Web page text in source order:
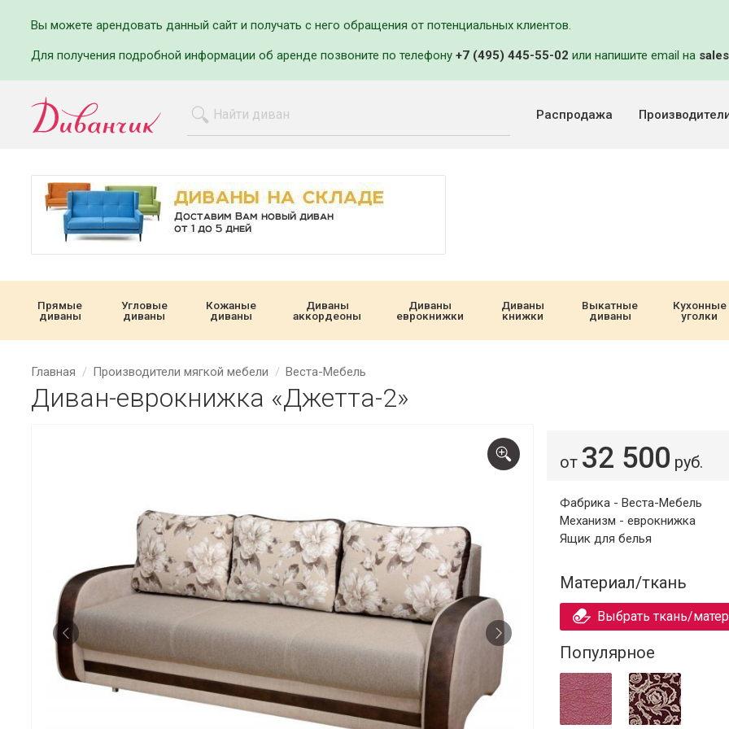
Вы можете арендовать данный сайт и получать с него обращения от потенциальных клиентов.
Для получения подробной информации об аренде позвоните по телефону +7 (495) 445-55-02 или напишите email на
Распродажа
Прямые
диваны
Угловые
диваны
Кожаные
диваны
Диваны
аккордеоны
Диваны
еврокнижки
Диваны
книжки
Выкатные
диваны
Кухонные
уголки
Главная Производители мягкой мебели Веста-Мебель
Диван-еврокнижка «Джетта-2»
от 32 500 руб.
Фабрика - Веста-Мебель
Механизм - еврокнижка
Ящик для белья
Материал/ткань
Выбрать ткань/
Популярное